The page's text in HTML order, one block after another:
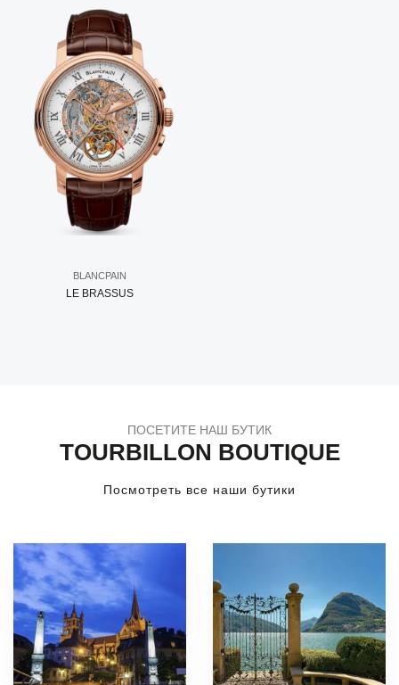
BLANCPAIN
LE BRASSUS
ПОСЕТИТЕ НАШ БУТИК
TOURBILLON BOUTIQUE
Посмотреть все наши бутики